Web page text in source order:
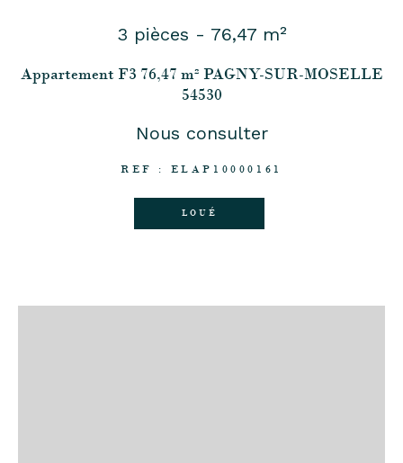
3 pièces - 76,47 m²
Appartement F3 76,47 m² PAGNY-SUR-MOSELLE
54530
Nous consulter
REF : ELAP10000161
LOUÉ